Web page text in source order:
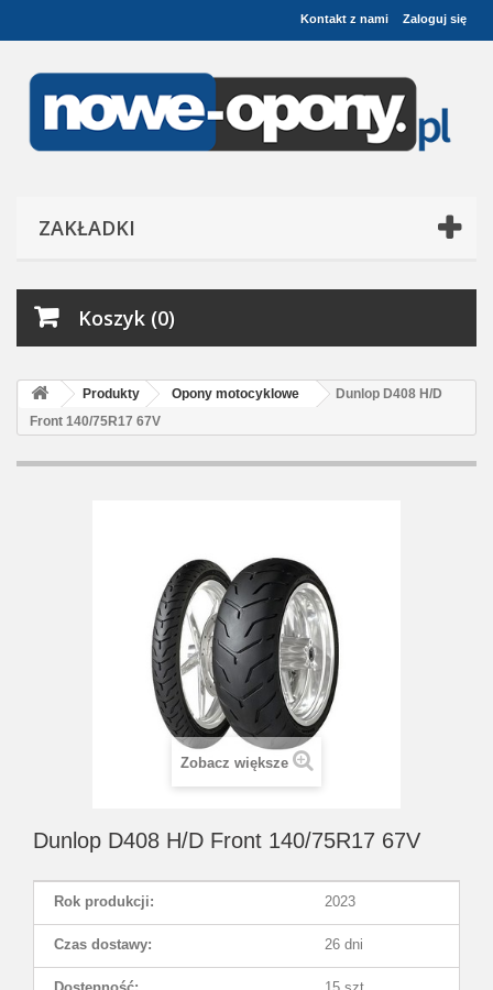
Zaloguj się
Kontakt z nami
ZAKŁADKI
Koszyk (0)
Produkty Opony motocyklowe
Dunlop D408 H/D
Front 140/75R17 67V
Zobacz większe
Dunlop D408 H/D Front 140/75R17 67V
Rok produkcji: 2023
Czas dostawy: 26 dni